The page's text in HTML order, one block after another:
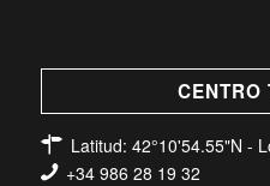
CENTRO
Latitud: 42°10'54.55"N -
+34 986 28 19 32